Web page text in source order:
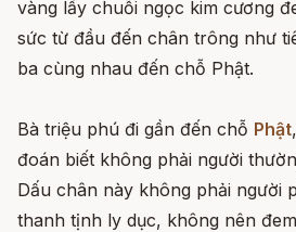
vàng lấy chuỗi ngọc kim cương
sức từ đầu đến chân trông như
ba cùng nhau đến chỗ Phật.
Bà triệu phú đi gần đến chỗ Phật
đoán biết không phải người
Dấu chân này không phải người
thanh tịnh ly dục, không nên